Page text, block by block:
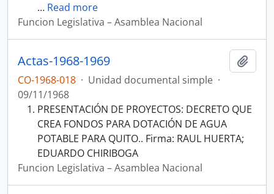
… Read more
Funcion Legislativa – Asamblea Nacional
Actas-1968-1969
CO-1968-018 · Unidad documental simple ·
09/11/1968
PRESENTACIÓN DE PROYECTOS: DECRETO QUE
CREA FONDOS PARA DOTACIÓN DE AGUA
POTABLE PARA QUITO.. Firma: RAUL HUERTA;
EDUARDO CHIRIBOGA
Funcion Legislativa – Asamblea Nacional